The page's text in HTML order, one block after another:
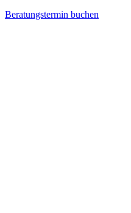
Beratungstermin buchen